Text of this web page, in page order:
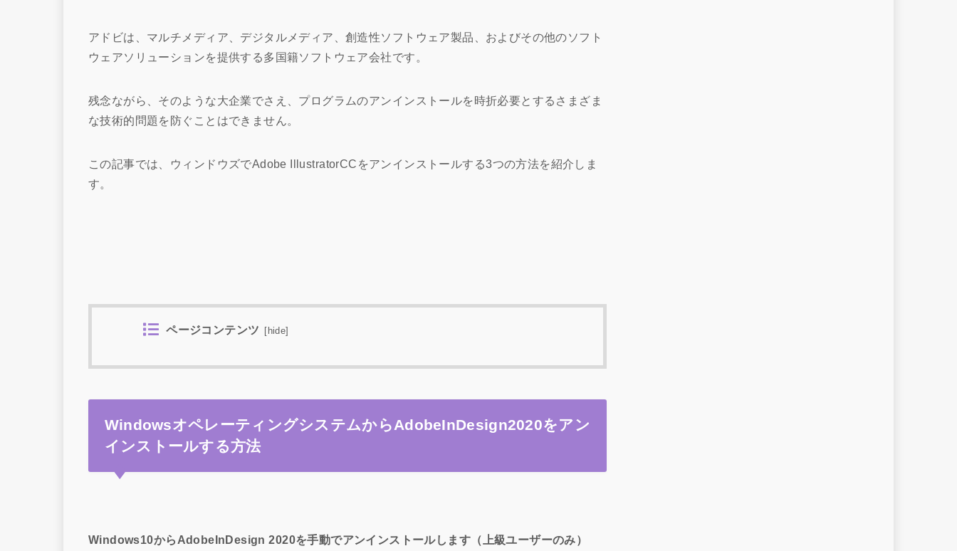
アドビは、マルチメディア、デジタルメディア、創造性ソフトウェア製品、およびその他のソフト
ウェアソリューションを提供する多国籍ソフトウェア会社です。
残念ながら、そのような大企業でさえ、プログラムのアンインストールを時折必要とするさまざま
な技術的問題を防ぐことはできません。
この記事では、ウィンドウズでAdobe IllustratorCCをアンインストールする3つの方法を紹介しま
す。
ページコンテンツ hide
WindowsオペレーティングシステムからAdobeInDesign2020をアン
インストールする方法
Windows10からAdobeInDesign 2020を手動でアンインストールします（上級ユーザーのみ）